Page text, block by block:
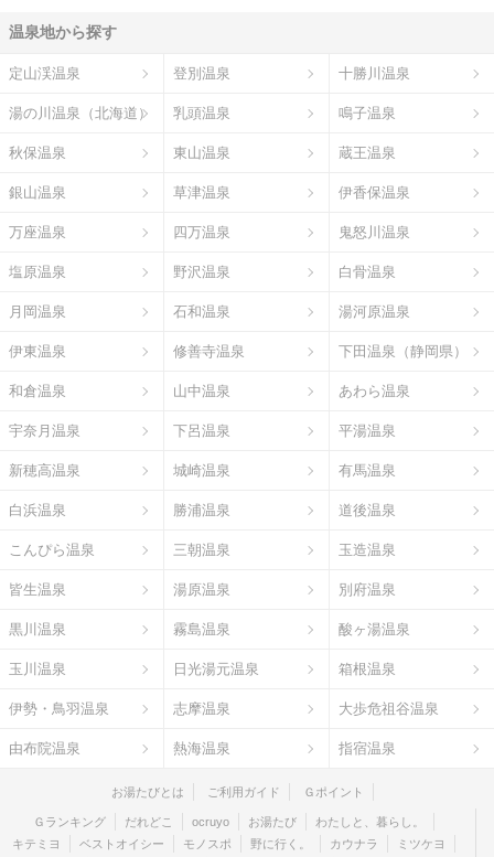
温泉地から探す
定山渓温泉 登別温泉 十勝川温泉
湯の川温泉（北海道） 乳頭温泉 鳴子温泉
秋保温泉 東山温泉 蔵王温泉
銀山温泉 草津温泉 伊香保温泉
万座温泉 四万温泉 鬼怒川温泉
塩原温泉 野沢温泉 白骨温泉
月岡温泉 石和温泉 湯河原温泉
伊東温泉 修善寺温泉 下田温泉（静岡県）
和倉温泉 山中温泉 あわら温泉
宇奈月温泉 下呂温泉 平湯温泉
新穂高温泉 城崎温泉 有馬温泉
白浜温泉 勝浦温泉 道後温泉
こんぴら温泉 三朝温泉 玉造温泉
皆生温泉 湯原温泉 別府温泉
黒川温泉 霧島温泉 酸ヶ湯温泉
玉川温泉 日光湯元温泉 箱根温泉
伊勢・鳥羽温泉 志摩温泉 大歩危祖谷温泉
由布院温泉 熱海温泉 指宿温泉
お湯たびとは ご利用ガイド Ｇポイント
Ｇランキング だれどこ ocruyo お湯たび
わたしと、暮らし。
キテミヨ
ベストオイシー モノスポ 野に行く。 カウナラ
ミツケヨ